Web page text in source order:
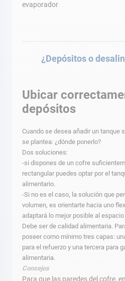
evaporador
¿Depósitos o
Ubicar
depósitos
Cuando se desea añadir un tanque
se plantea: ¿dónde ponerlo?
Dos soluciones:
-si dispones de un cofre
rectangular puedes optar por el
alimentario.
-Si no es el caso, la solución que
volumen, es orientarte hacia uno
adaptará lo mejor posible al
Debe ser de calidad alimentaria.
poseer como mínimo tres capas:
para el refuerzo y una tercera para
alimentaria.
Consejos
Para que las paredes del cofre,